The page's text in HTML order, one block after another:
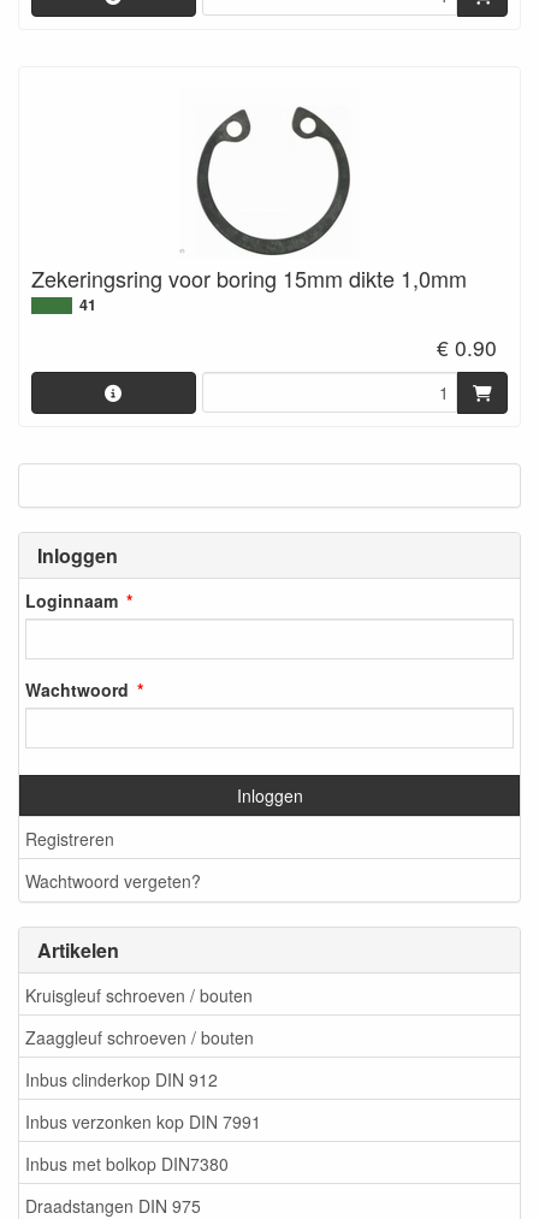
Inloggen
Loginnaam
Wachtwoord
Inloggen
Registreren
Wachtwoord vergeten?
Artikelen
Kruisgleuf schroeven / bouten
Zaaggleuf schroeven / bouten
Inbus clinderkop DIN 912
Inbus verzonken kop DIN 7991
Inbus met bolkop DIN7380
Draadstangen DIN 975
Zekeringsring voor boring 15mm dikte 1,0mm
41
€ 0.90